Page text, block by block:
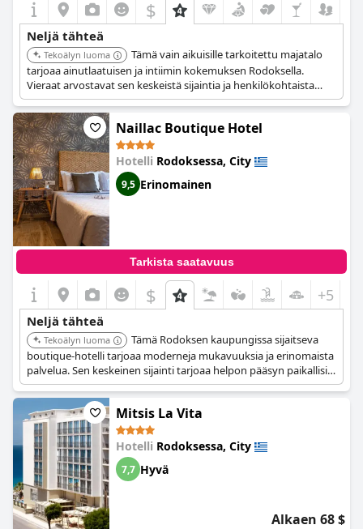
$
Neljä tähteä
Tekoälyn luoma
Tämä vain aikuisille tarkoitettu majatalo
tarjoaa ainutlaatuisen ja intiimin kokemuksen Rodoksella.
Vieraat arvostavat sen keskeistä sijaintia ja henkilökohtaista
palvelua. Majatalon viehättävä ilmapiiri ja mukavat majoitukset
tekevät siitä suositun valinnan pariskunnille.
Naillac Boutique Hotel
Hotelli Rodoksessa, City
9,5 Erinomainen
Tarkista saatavuus
$ +5
Neljä tähteä
Tekoälyn luoma
Tämä Rodoksen kaupungissa sijaitseva
boutique-hotelli tarjoaa moderneja mukavuuksia ja erinomaista
palvelua. Sen keskeinen sijainti tarjoaa helpon pääsyn paikallisiin
nähtävyyksiin ja ruokailumahdollisuuksiin. Hotellin tyylikäs
muotoilu ja mukavat majoitustilat takaavat miellyttävän
oleskelun.
Mitsis La Vita
Hotelli Rodoksessa, City
7,7 Hyvä
Alkaen 68 $